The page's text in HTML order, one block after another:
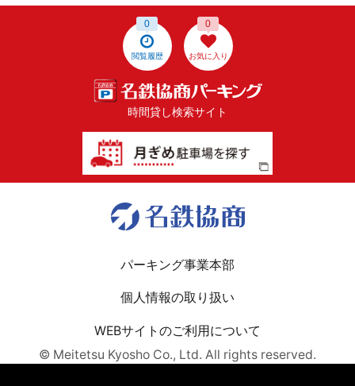
閲覧履歴
0
お気に入り
0
時間貸し検索サイト
パーキング事業本部
個人情報の取り扱い
WEBサイトのご利用について
© Meitetsu Kyosho Co., Ltd. All rights reserved.